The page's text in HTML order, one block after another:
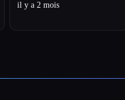
il y a 2 mois